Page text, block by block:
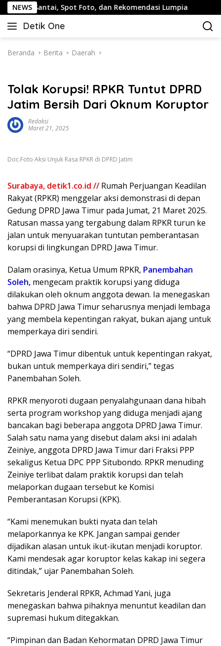
Langsung
ke
konten
NEWSSpot Foto, dan Rekomendasi Lumpia Panduan
Detik One
Tajam
Fakta
Beranda Berita Daerah
Tolak Korupsi! RPKR Tuntut DPRD
Jatim Bersih Dari Oknum Koruptor
Redaksi
Maret 21, 2025
Doc.Foto Aksi Unjuk Rasa RPKR di DPRD Jatim
Surabaya, detik1.co.id // Rumah Perjuangan Keadilan
Rakyat (RPKR) menggelar aksi demonstrasi di depan
Gedung DPRD Jawa Timur pada Jumat, 21 Maret 2025.
Ratusan massa yang tergabung dalam RPKR turun ke
jalan untuk menyuarakan tuntutan pemberantasan
korupsi di lingkungan DPRD Jawa Timur.
Dalam orasinya, Ketua Umum RPKR, Panembahan
Soleh, mengecam praktik korupsi yang diduga
dilakukan oleh oknum anggota dewan. Ia menegaskan
bahwa DPRD Jawa Timur seharusnya menjadi lembaga
yang membela kepentingan rakyat, bukan ajang untuk
memperkaya diri sendiri.
“DPRD Jawa Timur dibentuk untuk kepentingan rakyat,
bukan untuk memperkaya diri sendiri,” tegas
Panembahan Soleh.
RPKR menyoroti dugaan penyalahgunaan dana hibah
serta program workshop yang diduga menjadi ajang
bancakan bagi beberapa anggota DPRD Jawa Timur.
Salah satu nama yang disebut dalam aksi ini adalah
Zeiniye, anggota DPRD Jawa Timur dari Fraksi PPP
sekaligus Ketua DPC PPP Situbondo. RPKR menuding
Zeiniye terlibat dalam praktik korupsi dan telah
melaporkan dugaan tersebut ke Komisi
Pemberantasan Korupsi (KPK).
“Kami menemukan bukti nyata dan telah
melaporkannya ke KPK. Jangan sampai gender
dijadikan alasan untuk ikut-ikutan menjadi koruptor.
Kami mendesak agar koruptor kelas kakap ini segera
ditindak,” ujar Panembahan Soleh.
Sekretaris Jenderal RPKR, Achmad Yani, juga
menegaskan bahwa pihaknya menuntut keadilan dan
supremasi hukum ditegakkan.
“Pimpinan dan Badan Kehormatan DPRD Jawa Timur